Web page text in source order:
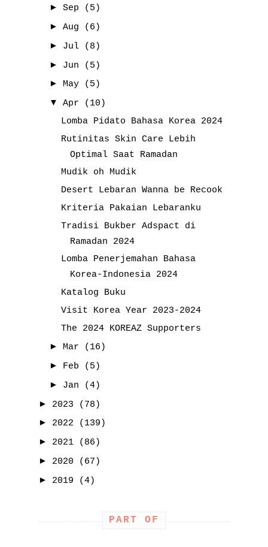
► Sep
(5)
► Aug
(6)
► Jul
(8)
► Jun
(5)
► May
(5)
▼
Apr
(10)
Lomba Pidato Bahasa Korea 2024
Rutinitas Skin Care Lebih
Optimal Saat Ramadan
Mudik oh Mudik
Desert Lebaran Wanna be Recook
Kriteria Pakaian Lebaranku
Tradisi Bukber Adspact di
Ramadan 2024
Lomba Penerjemahan Bahasa
Korea-Indonesia 2024
Katalog Buku
Visit Korea Year 2023-2024
The 2024 KOREAZ Supporters
► Mar
(16)
► Feb
(5)
► Jan
(4)
► 2023
(78)
► 2022
(139)
► 2021
(86)
► 2020
(67)
► 2019 (4)
PART OF